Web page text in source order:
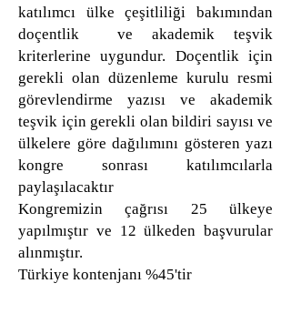
katılımcı ülke çeşitliliği bakımından
doçentlik ve akademik teşvik
kriterlerine uygundur. Doçentlik için
gerekli olan düzenleme kurulu resmi
görevlendirme yazısı ve akademik
teşvik için gerekli olan bildiri sayısı ve
ülkelere göre dağılımını gösteren yazı
kongre sonrası katılımcılarla
paylaşılacaktır
Kongremizin çağrısı 25 ülkeye
yapılmıştır ve 12 ülkeden başvurular
alınmıştır.
Türkiye kontenjanı %45'tir